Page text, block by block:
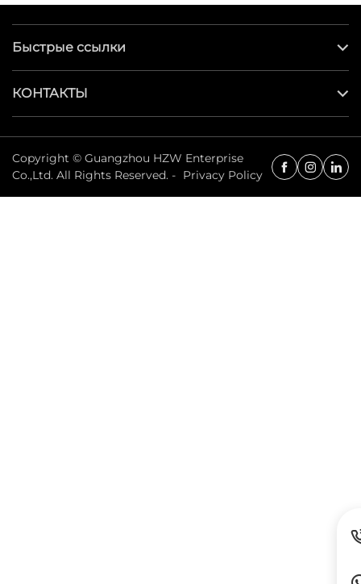
Быстрые ссылки
КОНТАКТЫ
Copyright © Guangzhou HZW Enterprise
Co.,Ltd. All Rights Reserved. - Privacy Policy